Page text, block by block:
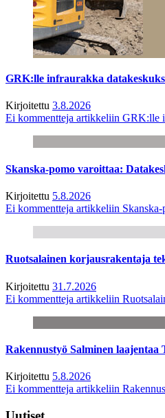
GRK:lle infraurakka
Kirjoitettu 3.8.2026
Ei kommentteja artikkeliin GRK:lle
Skanska-pomo varoittaa:
Kirjoitettu 5.8.2026
Ei kommentteja artikkeliin Skanska-
Ruotsalainen korjausrakentaja
Kirjoitettu 31.7.2026
Ei kommentteja artikkeliin
Rakennustyö Salminen
Kirjoitettu 5.8.2026
Ei kommentteja artikkeliin